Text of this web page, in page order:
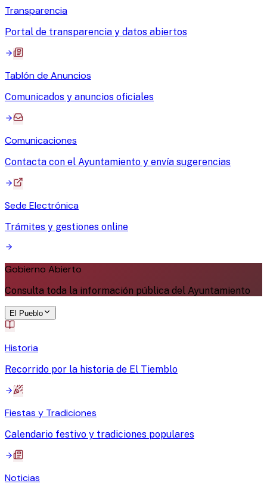
Transparencia
Portal de transparencia y datos abiertos
Tablón de Anuncios
Comunicados y anuncios oficiales
Comunicaciones
Contacta con el Ayuntamiento y envía sugerencias
Sede Electrónica
Trámites y gestiones online
Gobierno Abierto
Consulta toda la información pública del Ayuntamiento
El Pueblo
Historia
Recorrido por la historia de El Tiemblo
Fiestas y Tradiciones
Calendario festivo y tradiciones populares
Noticias